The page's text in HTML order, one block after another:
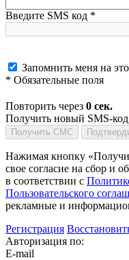
Введите SMS код *
Запомнить меня на
* Обязательные поля
Повторить через 0 сек.
Получить новый SMS-код
Получить СМС
Нажимая кнопку
свое согласие на сбор и
в соответствии с
Пользовательского
рекламные и
Регистрация
Авторизация по:
E-mail